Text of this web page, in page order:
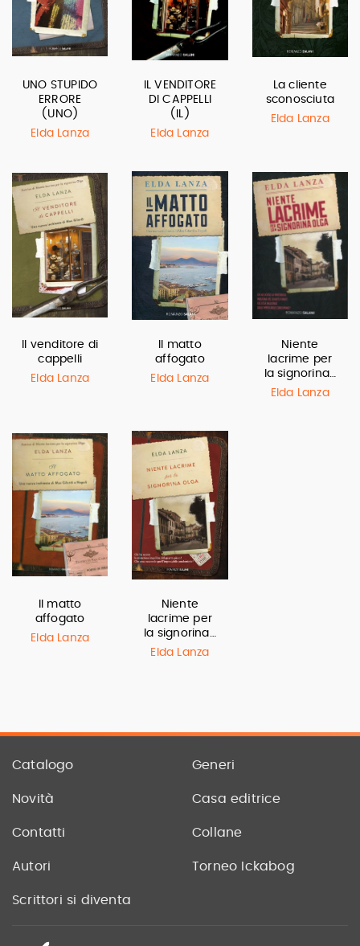
UNO STUPIDO
ERRORE
(UNO)
Elda Lanza
IL VENDITORE
DI CAPPELLI
(IL)
Elda Lanza
La cliente
sconosciuta
Elda Lanza
Il venditore di
cappelli
Elda Lanza
Il matto
affogato
Elda Lanza
Niente
lacrime per
la signorina…
Elda Lanza
Il matto
affogato
Elda Lanza
Niente
lacrime per
la signorina…
Elda Lanza
Catalogo Generi
Novità Casa editrice
Contatti Collane
Autori Torneo Ickabog
Scrittori si diventa